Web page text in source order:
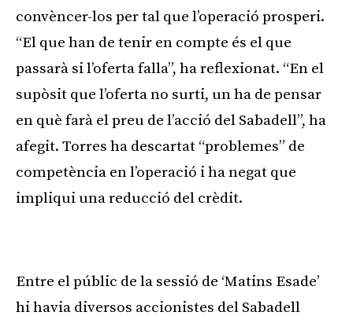
convèncer-los per tal que l’operació prosperi.
“El que han de tenir en compte és el que
passarà si l’oferta falla”, ha reflexionat. “En el
supòsit que l’oferta no surti, un ha de pensar
en què farà el preu de l’acció del Sabadell”, ha
afegit. Torres ha descartat “problemes” de
competència en l’operació i ha negat que
impliqui una reducció del crèdit.
Entre el públic de la sessió de ‘Matins Esade’
hi havia diversos accionistes del Sabadell